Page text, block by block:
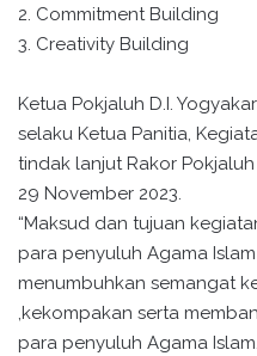
2. Commitment Building
3. Creativity Building
Ketua Pokjaluh D.I.
selaku Ketua Panitia,
tindak lanjut Rakor
29 November 2023.
“Maksud dan tujuan
para penyuluh Agama
menumbuhkan semangat
,kekompakan serta
para penyuluh Agama Islam.